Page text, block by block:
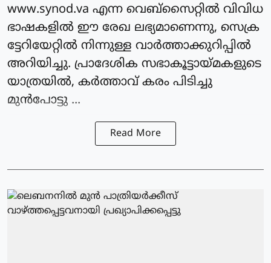
www.synod.va എന്ന വെബ്സൈറ്റില്‍ വിവിധ
ഭാഷകളില്‍ ഈ രേഖ ലഭ്യമാണെന്നു, സെക്ര
ട്ടേറിയേറ്റില്‍ നിന്നുള്ള വാര്‍ത്താക്കുറിപ്പില്‍
അറിയിച്ചു. പ്രാദേശിക സഭാകൂട്ടായ്മകളുടെ
യാത്രയില്‍, കര്‍ത്താവ് കരം പിടിച്ചു
മുന്‍പോട്ടു ...
Read More